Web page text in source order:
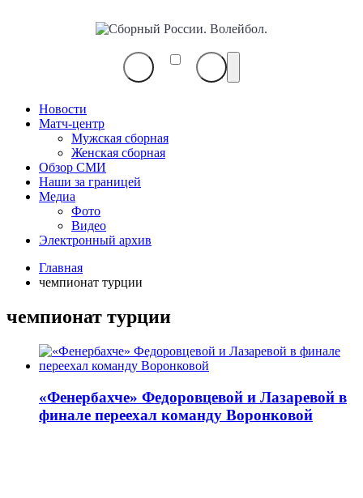
Сборный
Волейбол.
Новости
Матч-центр
Мужская сборная
Женская сборная
Обзор СМИ
Наши за границей
Медиа
Фото
Видео
Электронный архив
Главная
чемпионат турции
чемпионат турции
«Фенербахче» Федоровцевой и Лазаревой в
финале переехал команду Воронковой